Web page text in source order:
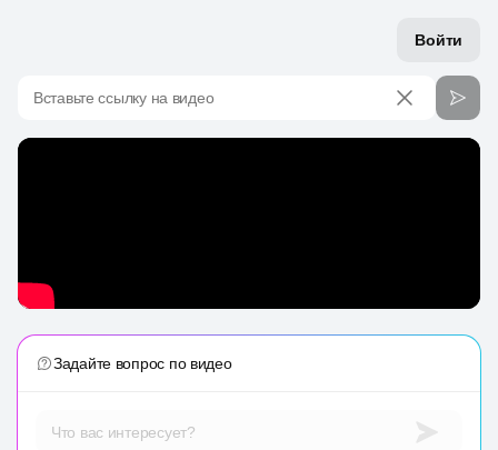
Войти
Вставьте ссылку на видео
Задайте вопрос по видео
Что вас интересует?